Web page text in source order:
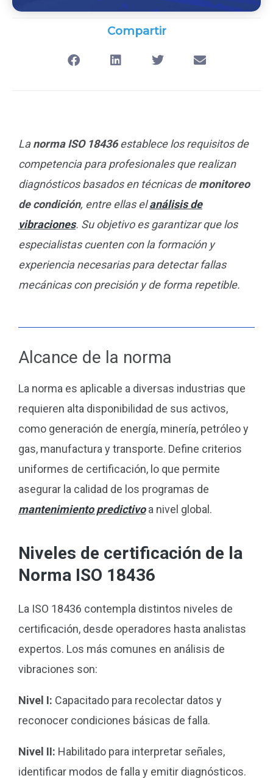
Compartir
Lanorma ISO 18436establece los requisitos de
competencia para profesionales que realizan
diagnósticos basados en técnicas demonitoreo
de condición, entre ellas elanálisis de
vibraciones. Su objetivo es garantizar que los
especialistas cuenten con la formación y
experiencia necesarias para detectar fallas
mecánicas con precisión y de forma repetible.
Alcance de la norma
La norma es aplicable a diversas industrias que
requieren alta disponibilidad de sus activos,
como generación de energía, minería, petróleo y
gas, manufactura y transporte. Define criterios
uniformes de certificación, lo que permite
asegurar la calidad de los programas de
mantenimiento predictivoa nivel global.
Niveles de certificación de la
Norma ISO 18436
La ISO 18436 contempla distintos niveles de
certificación, desde operadores hasta analistas
expertos. Los más comunes en análisis de
vibraciones son:
Nivel I: Capacitado para recolectar datos y
reconocer condiciones básicas de falla.
Nivel II: Habilitado para interpretar señales,
identificar modos de falla y emitir diagnósticos.